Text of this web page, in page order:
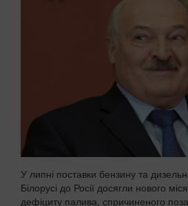
У липні поставки бензину та
Білорусі до Росії досягли нового
дефіциту палива, спричиненого